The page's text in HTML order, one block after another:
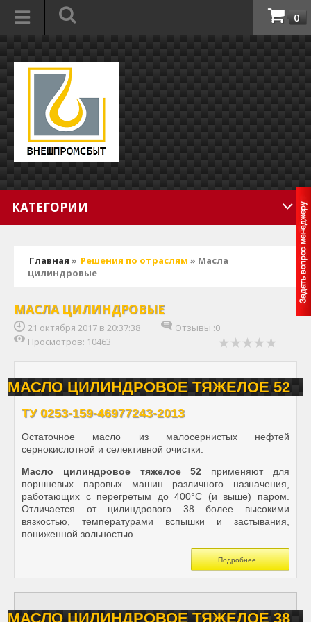
0
КАТЕГОРИИ
Главная » Решения по отраслям » Масла
цилиндровые
МАСЛА ЦИЛИНДРОВЫЕ
21 октября 2017 в 20:37:38 Отзывы :0
Просмотров: 10463
МАСЛО ЦИЛИНДРОВОЕ ТЯЖЕЛОЕ 52
ТУ 0253-159-46977243-2013
Остаточное масло из малосернистых нефтей
сернокислотной и селективной очистки.
Масло цилиндровое тяжелое 52 применяют для
поршневых паровых машин различного назначения,
работающих с перегретым до 400°С (и выше) паром.
Отличается от цилиндрового 38 более высокими
вязкостью, температурами вспышки и застывания,
пониженной зольностью.
Подробнее...
МАСЛО ЦИЛИНДРОВОЕ ТЯЖЕЛОЕ 38